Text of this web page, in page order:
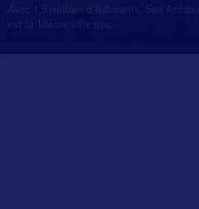
Avec 1,5 million d’habitants, San Antonio
est la 10ème ville des